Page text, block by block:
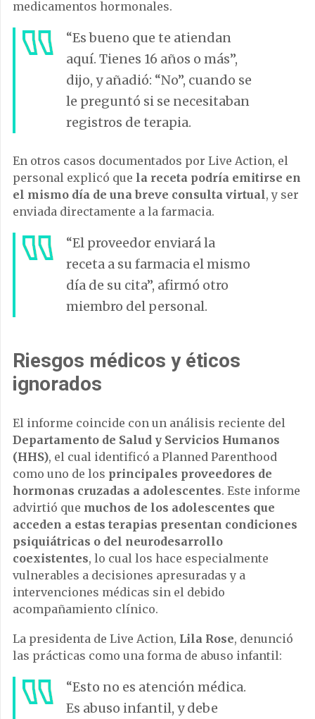
medicamentos hormonales.
“Es bueno que te atiendan
aquí. Tienes 16 años o más”,
dijo, y añadió: “No”, cuando se
le preguntó si se necesitaban
registros de terapia.
En otros casos documentados por Live Action, el
personal explicó que la receta podría emitirse en
el mismo día de una breve consulta virtual, y ser
enviada directamente a la farmacia.
“El proveedor enviará la
receta a su farmacia el mismo
día de su cita”, afirmó otro
miembro del personal.
Riesgos médicos y éticos
ignorados
El informe coincide con un análisis reciente del
Departamento de Salud y Servicios Humanos
(HHS), el cual identificó a Planned Parenthood
como uno de los principales proveedores de
hormonas cruzadas a adolescentes. Este informe
advirtió que muchos de los adolescentes que
acceden a estas terapias presentan condiciones
psiquiátricas o del neurodesarrollo
coexistentes, lo cual los hace especialmente
vulnerables a decisiones apresuradas y a
intervenciones médicas sin el debido
acompañamiento clínico.
La presidenta de Live Action, Lila Rose, denunció
las prácticas como una forma de abuso infantil:
“Esto no es atención médica.
Es abuso infantil, y debe